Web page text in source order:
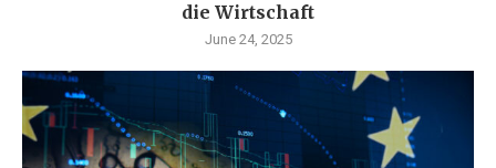
die Wirtschaft
June 24, 2025